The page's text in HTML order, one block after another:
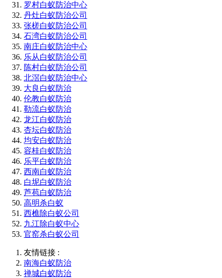
罗村白蚁防治中心
丹灶白蚁防治公司
张槎白蚁防治公司
石湾白蚁防治公司
南庄白蚁防治中心
乐从白蚁防治公司
陈村白蚁防治公司
北滘白蚁防治中心
大良白蚁防治
伦教白蚁防治
勒流白蚁防治
龙江白蚁防治
杏坛白蚁防治
均安白蚁防治
容桂白蚁防治
乐平白蚁防治
西南白蚁防治
白坭白蚁防治
芦苞白蚁防治
高明杀白蚁
西樵除白蚁公司
九江除白蚁中心
官窑杀白蚁公司
友情链接 :
南海白蚁防治
禅城白蚁防治